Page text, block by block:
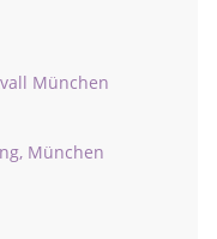
München
München